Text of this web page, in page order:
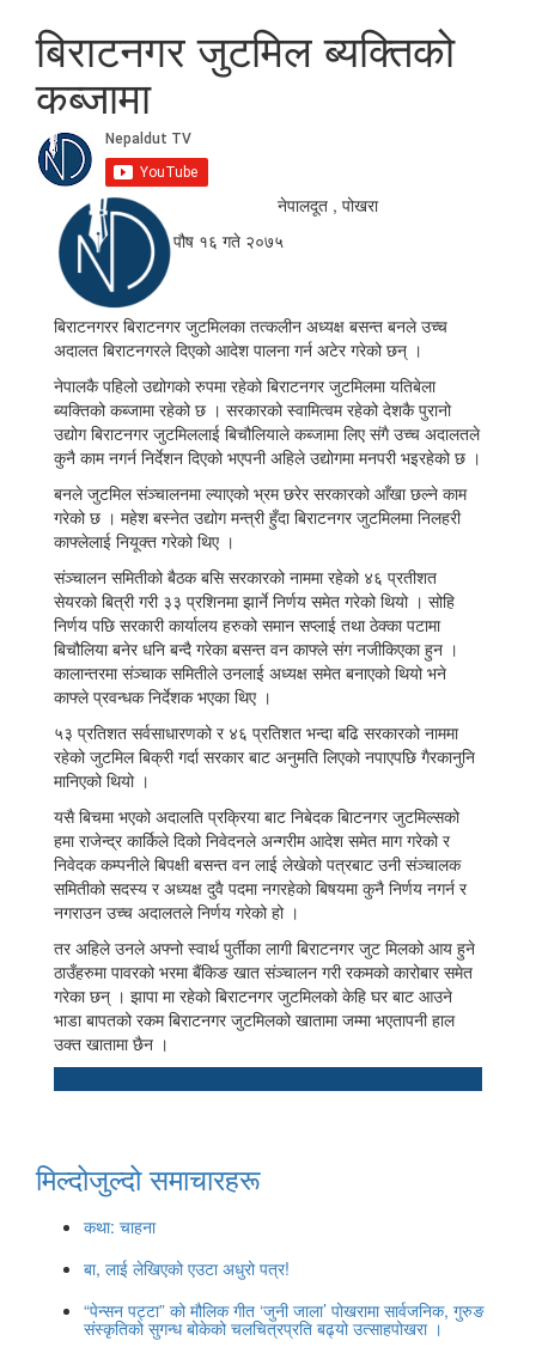
बिराटनगर जुटमिल ब्यक्तिको
कब्जामा
नेपालदूत , पोखरा
पौष १६ गते २०७५
बिराटनगरर बिराटनगर जुटमिलका तत्कलीन अध्यक्ष बसन्त बनले उच्च
अदालत बिराटनगरले दिएको आदेश पालना गर्न अटेर गरेको छन् ।
नेपालकै पहिलो उद्योगको रुपमा रहेको बिराटनगर जुटमिलमा यतिबेला
ब्यक्तिको कब्जामा रहेको छ । सरकारको स्वामित्वम रहेको देशकै पुरानो
उद्योग बिराटनगर जुटमिललाई बिचौलियाले कब्जामा लिए संगै उच्च अदालतले
कुनै काम नगर्न निर्देशन दिएको भएपनी अहिले उद्योगमा मनपरी भइरहेको छ ।
बनले जुटमिल संञ्चालनमा ल्याएको भ्रम छरेर सरकारको आँखा छल्ने काम
गरेको छ । महेश बस्नेत उद्योग मन्त्री हुँदा बिराटनगर जुटमिलमा निलहरी
काफ्लेलाई नियूक्त गरेको थिए ।
संञ्चालन समितीको बैठक बसि सरकारको नाममा रहेको ४६ प्रतीशत
सेयरको बित्री गरी ३३ प्रशिनमा झार्ने निर्णय समेत गरेको थियो । सोहि
निर्णय पछि सरकारी कार्यालय हरुको समान सप्लाई तथा ठेक्का पटामा
बिचौलिया बनेर धनि बन्दै गरेका बसन्त वन काफ्ले संग नजीकिएका हुन ।
कालान्तरमा संञ्चाक समितीले उनलाई अध्यक्ष समेत बनाएको थियो भने
काफ्ले प्रवन्धक निर्देशक भएका थिए ।
५३ प्रतिशत सर्वसाधारणको र ४६ प्रतिशत भन्दा बढि सरकारको नाममा
रहेको जुटमिल बिक्री गर्दा सरकार बाट अनुमति लिएको नपाएपछि गैरकानुनि
मानिएको थियो ।
यसै बिचमा भएको अदालति प्रक्रिया बाट निबेदक बिाटनगर जुटमिल्सको
हमा राजेन्द्र कार्किले दिको निवेदनले अन्गरीम आदेश समेत माग गरेको र
निवेदक कम्पनीले बिपक्षी बसन्त वन लाई लेखेको पत्रबाट उनी संञ्चालक
समितीको सदस्य र अध्यक्ष दुवै पदमा नगरहेको बिषयमा कुनै निर्णय नगर्न र
नगराउन उच्च अदालतले निर्णय गरेको हो ।
तर अहिले उनले अफ्नो स्वार्थ पुर्तीका लागी बिराटनगर जुट मिलको आय हुने
ठाउँहरुमा पावरको भरमा बैंकिङ खात संञ्चालन गरी रकमको कारोबार समेत
गरेका छन् । झापा मा रहेको बिराटनगर जुटमिलको केहि घर बाट आउने
भाडा बापतको रकम बिराटनगर जुटमिलको खातामा जम्मा भएतापनी हाल
उक्त खातामा छैन ।
मिल्दोजुल्दो समाचारहरू
कथा: चाहना
बा, लाई लेखिएको एउटा अधुरो पत्र!
“पेन्सन पट्टा” को मौलिक गीत ‘जुनी जाला’ पोखरामा सार्वजनिक, गुरुङ
संस्कृतिको सुगन्ध बोकेको चलचित्रप्रति बढ्यो उत्साहपोखरा ।